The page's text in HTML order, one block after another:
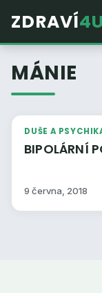
ZDRAVÍ4U
MÁNIE
DUŠE A
BIPOLÁRNÍ
9 června, 2018